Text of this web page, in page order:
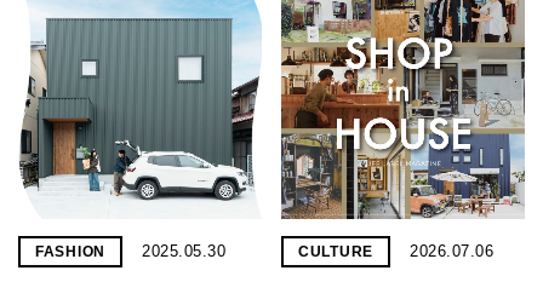
FASHION 2025.05.30 CULTURE 2026.07.06